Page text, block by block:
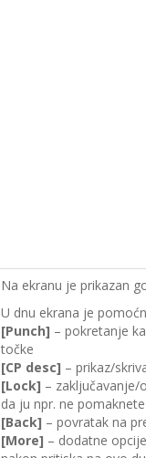
Na ekranu je prikazan
U dnu ekrana je
[Punch] – pokretanje
točke
[CP desc] – prikaz/
[Lock] –
da ju npr. ne
[Back] – povratak na
[More] – dodatne